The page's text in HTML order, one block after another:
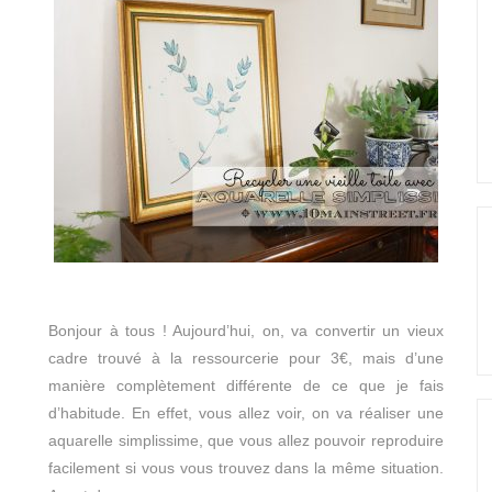
Bonjour à tous ! Aujourd’hui, on, va convertir un vieux
cadre trouvé à la ressourcerie pour 3€, mais d’une
manière complètement différente de ce que je fais
d’habitude. En effet, vous allez voir, on va réaliser une
aquarelle simplissime, que vous allez pouvoir reproduire
facilement si vous vous trouvez dans la même situation.